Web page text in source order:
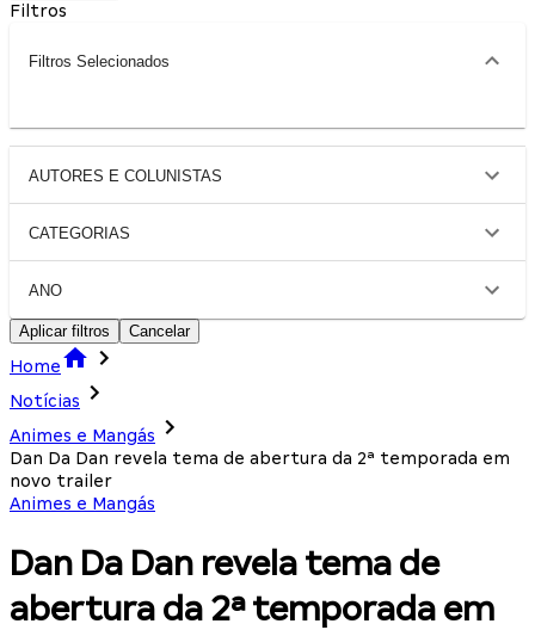
Filtros
Filtros Selecionados
AUTORES E COLUNISTAS
CATEGORIAS
ANO
Aplicar filtros Cancelar
Home
Notícias
Animes e Mangás
Dan Da Dan revela tema de abertura da 2ª temporada em
novo trailer
Animes e Mangás
Dan Da Dan revela tema de
abertura da 2ª temporada em